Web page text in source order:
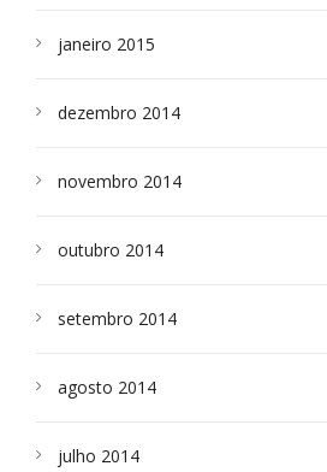
janeiro 2015
dezembro 2014
novembro 2014
outubro 2014
setembro 2014
agosto 2014
julho 2014